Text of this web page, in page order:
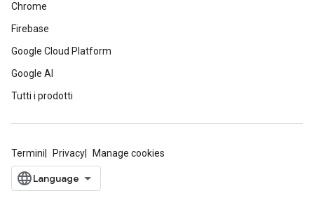
Chrome
Firebase
Google Cloud Platform
Google AI
Tutti i prodotti
Termini Privacy Manage cookies